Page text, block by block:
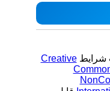
شرایطCreative